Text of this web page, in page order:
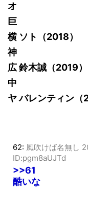
オ
巨
横 ソト（2018）
神
広 鈴木誠（2019）
中
ヤ バレンティン（
62: 風吹けば名無し
ID:pgm8aUJTd
>>61
酷いな